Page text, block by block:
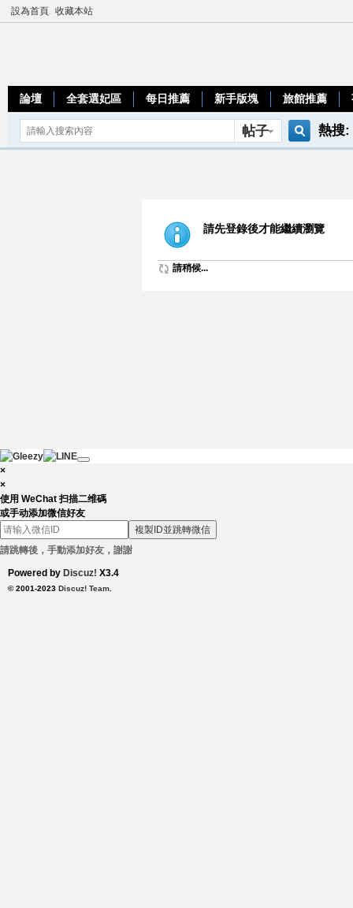
設為首頁 收藏本站
論壇 全套選妃區 每日推薦 新手版塊 旅館推薦
帖子
索
熱搜:
請先登錄後才能繼續瀏覽
請稍候...
×
×
使用 WeChat 扫描二维碼
或手动添加微信好友
複製ID並跳轉微信
請跳轉後，手動添加好友，謝謝
Powered by Discuz! X3.4
© 2001-2023 Discuz! Team